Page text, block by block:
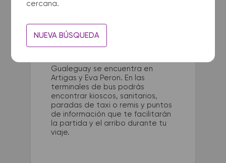
cercana.
NUEVA BÚSQUEDA
Nogoya a Gualeguay?
La terminal de ómnibus de
Gualeguay se encuentra en
Artigas y Eva Peron. En las
terminales de bus podrás
encontrar kioscos, sanitarios,
paradas de taxi o remis y puntos
de información que te facilitarán
la partida y el arribo durante tu
viaje.